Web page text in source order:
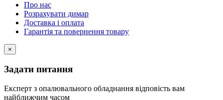
Про нас
Розрахувати димар
Доставка і оплата
Гарантія та повернення товару
×
Задати питання
Експерт з опалювального обладнання відповість вам
найближчим часом